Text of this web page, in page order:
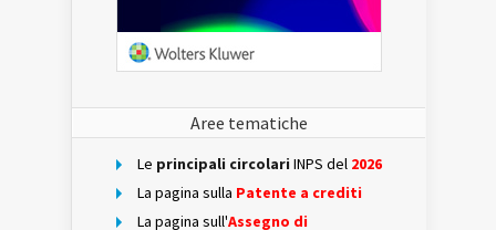
Aree tematiche
Le principali circolari INPS del 2026
La pagina sulla Patente a crediti
La pagina sull'Assegno di